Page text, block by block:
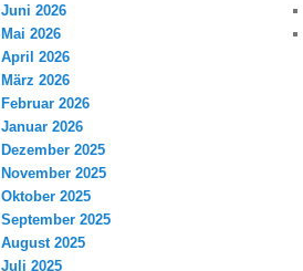
Juni 2026
Mai 2026
April 2026
März 2026
Februar 2026
Januar 2026
Dezember 2025
November 2025
Oktober 2025
September 2025
August 2025
Juli 2025